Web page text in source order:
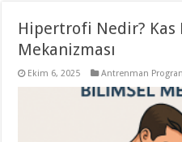
Hipertrofi Nedir?
Mekanizması
Ekim 6, 2025 Antrenman